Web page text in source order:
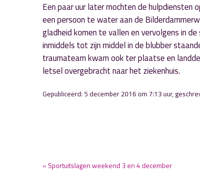
Een paar uur later mochten de hulpdiensten
een persoon te water aan de
gladheid komen te vallen en vervolgens in
inmiddels tot zijn middel in de blubber
traumateam kwam ook ter plaatse en
letsel overgebracht naar het ziekenhuis.
Gepubliceerd: 5 december 2016 om 7:13 uur,
« Sportuitslagen weekend 3 en 4 december